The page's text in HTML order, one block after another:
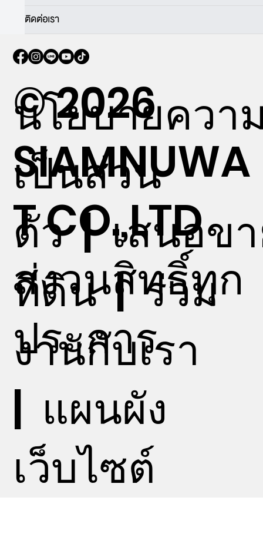
© 2026
SIAMNUWA
T CO.,LTD
สงวนสิทธิ์ทุก
ประการ
นโยบายควา
เป็นส่วน
ตัว|เสนอข
ที่ดิน|ร่วม
งานกับเรา
| แผนผัง
เว็บไซต์
ติดต่อเรา